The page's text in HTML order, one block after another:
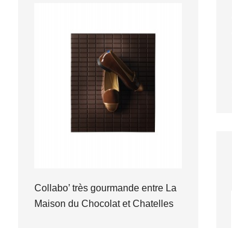
Collabo’ très gourmande entre La
Maison du Chocolat et Chatelles